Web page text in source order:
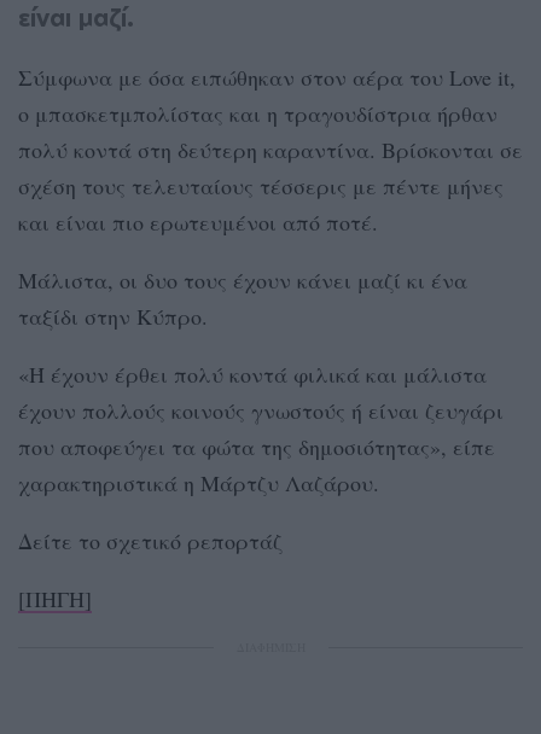
είναι μαζί.
Σύμφωνα με όσα ειπώθηκαν στον αέρα του Love it,
ο μπασκετμπολίστας και η τραγουδίστρια ήρθαν
πολύ κοντά στη δεύτερη καραντίνα. Βρίσκονται σε
σχέση τους τελευταίους τέσσερις με πέντε μήνες
και είναι πιο ερωτευμένοι από ποτέ.
Μάλιστα, οι δυο τους έχουν κάνει μαζί κι ένα
ταξίδι στην Κύπρο.
«Ή έχουν έρθει πολύ κοντά φιλικά και μάλιστα
έχουν πολλούς κοινούς γνωστούς ή είναι ζευγάρι
που αποφεύγει τα φώτα της δημοσιότητας», είπε
χαρακτηριστικά η Μάρτζυ Λαζάρου.
Δείτε το σχετικό ρεπορτάζ
[ΠΗΓΗ]